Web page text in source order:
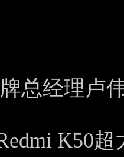
总经理卢
K50